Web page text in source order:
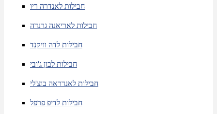
חבילות לאנדרה ריו
חבילות לאריאנה גרנדה
חבילות לדה וויקנד
חבילות לבון ג'ובי
חבילות לאנדראה בוצ'לי
חבילות לדיפ פרפל